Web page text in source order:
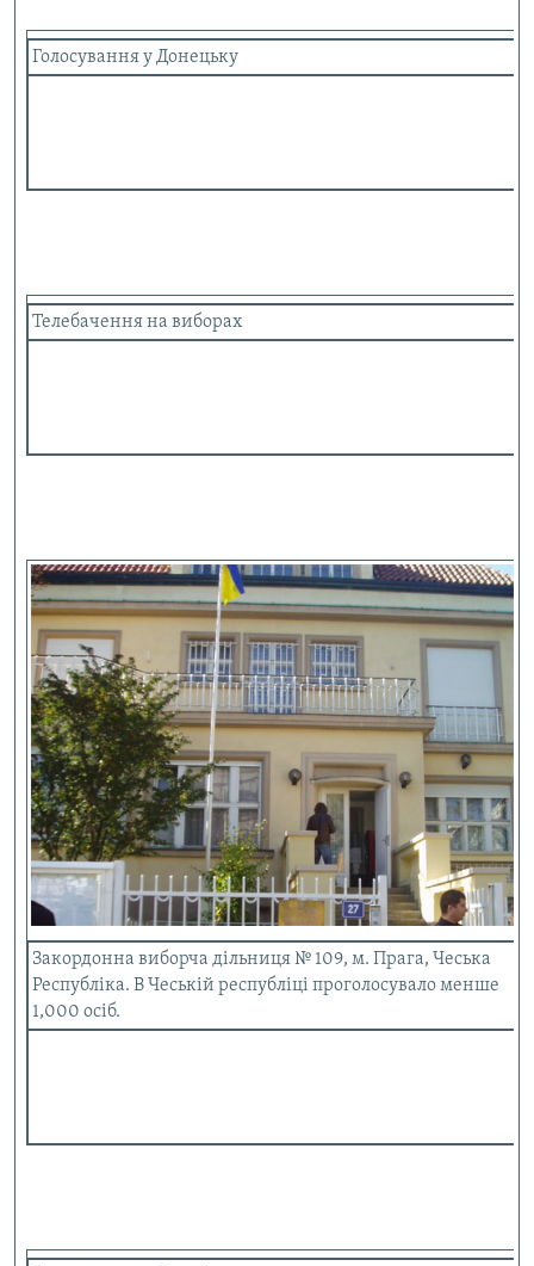
Голосування у Донецьку
Телебачення на виборах
Закордонна виборча дільниця № 109, м. Прага, Чеська
Республіка. В Чеській республіці проголосувало менше
1,000 осіб.